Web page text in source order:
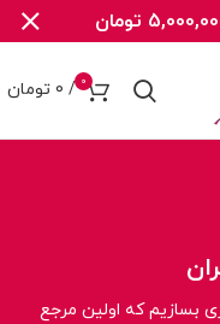
0
/
0 تومان
بسازیم که اولین مرجع